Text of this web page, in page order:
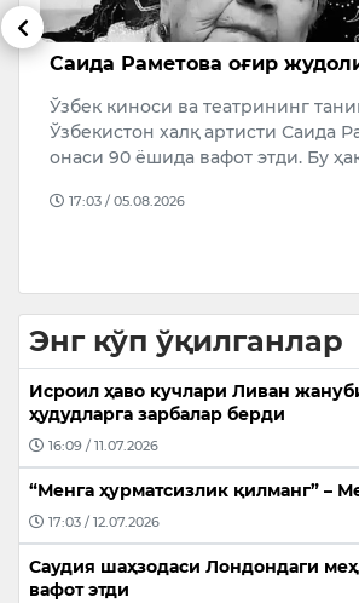
Саида Раметова оғир
Ўзбек киноси ва театрининг
Ўзбекистон халқ артисти Саида
онаси 90 ёшида вафот этди. Бу
17:03 / 05.08.2026
Энг кўп ўқилганлар
Исроил ҳаво кучлари Ливан
ҳудудларга зарбалар берди
16:09 / 11.07.2026
“Менга ҳурматсизлик қилманг” –
17:03 / 12.07.2026
Саудия шаҳзодаси Лондондаги
вафот этди